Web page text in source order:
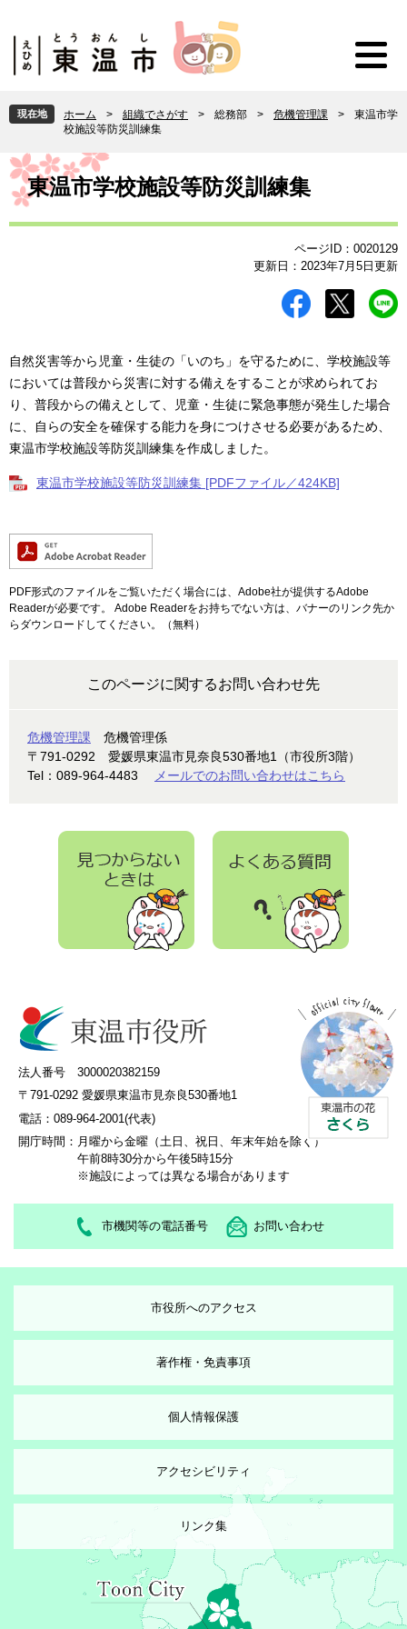
頭
で
。
飛
ば
て
本
へ
現在地 ホーム > 組織でさがす > 総務部 > 危機管理課 >
東温市学
校施設等防災訓練集
本
文 東温市学校施設等防災訓練集
ページID：0020129
更新日：2023年7月5日更新
自然災害等から児童・生徒の「いのち」を守るために、学校施設等
においては普段から災害に対する備えをすることが求められてお
り、普段からの備えとして、児童・生徒に緊急事態が発生した場合
に、自らの安全を確保する能力を身につけさせる必要があるため、
東温市学校施設等防災訓練集を作成しました。
東温市学校施設等防災訓練集 [PDFファイル／424KB]
PDF形式のファイルをご覧いただく場合には、Adobe社が提供するAdobe
Readerが必要です。
Adobe Readerをお持ちでない方は、バナーのリンク先か
らダウンロードしてください。（無料）
このページに関するお問い合わせ先
危機管理課
危機管理係
〒791-0292
愛媛県東温市見奈良530番地1（市役所3階）
Tel：089-964-4483
メールでのお問い合わせはこちら
法人番号 3000020382159
〒791-0292 愛媛県東温市見奈良530番地1
電話：089-964-2001(代表)
開庁時間： 月曜から金曜（土日、祝日、年末年始を除く）
午前8時30分から午後5時15分
※施設によっては異なる場合があります
市機関等の電話番号 お問い合わせ
市役所へのアクセス
著作権・免責事項
個人情報保護
アクセシビリティ
リンク集